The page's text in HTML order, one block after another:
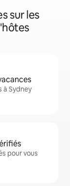
sur les
à Sydney
pour vous